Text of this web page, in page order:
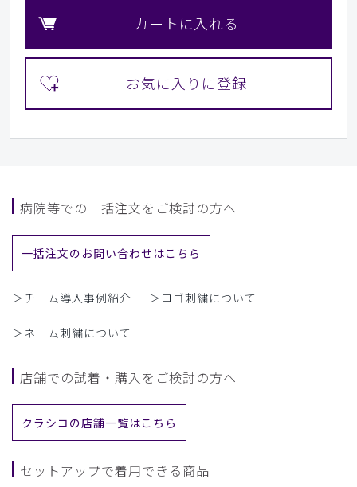
カートに入れる
病院等での一括注文をご検討の方へ
一括注文のお問い合わせはこちら
＞チーム導入事例紹介 ＞ロゴ刺繍について
＞ネーム刺繍について
店舗での試着・購入をご検討の方へ
クラシコの店舗一覧はこちら
セットアップで着用できる商品